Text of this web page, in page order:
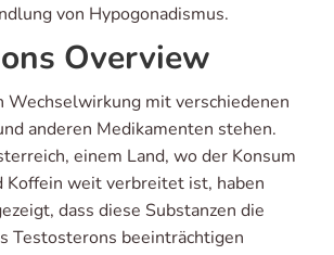
von Hypogonadismus.
Overview
Wechselwirkung mit verschiedenen
anderen Medikamenten stehen.
einem Land, wo der Konsum
Koffein weit verbreitet ist, haben
dass diese Substanzen die
Testosterons beeinträchtigen